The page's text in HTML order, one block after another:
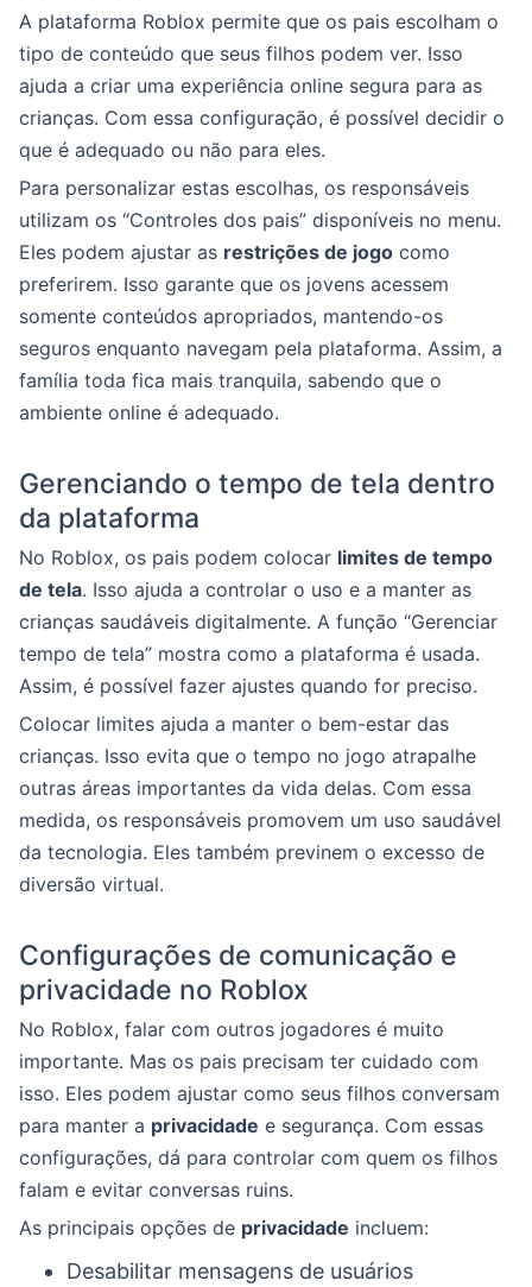
A plataforma Roblox permite que os pais escolham o
tipo de conteúdo que seus filhos podem ver. Isso
ajuda a criar uma experiência online segura para as
crianças. Com essa configuração, é possível decidir o
que é adequado ou não para eles.
Para personalizar estas escolhas, os responsáveis
utilizam os “Controles dos pais” disponíveis no menu.
Eles podem ajustar as restrições de jogo como
preferirem. Isso garante que os jovens acessem
somente conteúdos apropriados, mantendo-os
seguros enquanto navegam pela plataforma. Assim, a
família toda fica mais tranquila, sabendo que o
ambiente online é adequado.
Gerenciando o tempo de tela dentro
da plataforma
No Roblox, os pais podem colocar limites de tempo
de tela. Isso ajuda a controlar o uso e a manter as
crianças saudáveis digitalmente. A função “Gerenciar
tempo de tela” mostra como a plataforma é usada.
Assim, é possível fazer ajustes quando for preciso.
Colocar limites ajuda a manter o bem-estar das
crianças. Isso evita que o tempo no jogo atrapalhe
outras áreas importantes da vida delas. Com essa
medida, os responsáveis promovem um uso saudável
da tecnologia. Eles também previnem o excesso de
diversão virtual.
Configurações de comunicação e
privacidade no Roblox
No Roblox, falar com outros jogadores é muito
importante. Mas os pais precisam ter cuidado com
isso. Eles podem ajustar como seus filhos conversam
para manter a privacidade e segurança. Com essas
configurações, dá para controlar com quem os filhos
falam e evitar conversas ruins.
As principais opções de privacidade incluem:
Desabilitar mensagens de usuários